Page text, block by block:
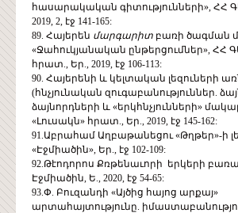
հասարակական գիտությունների», ՀՀ
2019, 2, էջ 141-165:
89. Հայերեն մարգարիտ բառի ծագման
«Ջահուկյանական ընթերցումներ», ՀՀ
հրատ., Եր., 2019, էջ 106-113:
90. Հայերենի և կելտական լեզուների
(հնչյունական զուգաբանություններ.
ձայնորդների և «երկհնչյունների»
«Լուսակն» հրատ., Եր., 2019, էջ 145-162:
91.Աբրահամ Աղբաթանեցու «Թղթեր»-ի
«Էջմիածին», Եր., էջ 102-109:
92.Թէոդորոս Քռթենաւորի երկերի
Էջմիածին, Ե., 2020, էջ 54-65:
93.Փ. Բուզանդի «Այծից հայոց արքայ»
արտահայտությունը.